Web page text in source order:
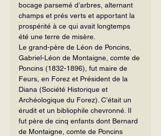
bocage parsemé d’arbres, alternant
champs et prés verts et apportant la
prospérité à ce qui avait longtemps
été une terre de misère.
Le grand-père de Léon de Poncins,
Gabriel-Léon de Montaigne, comte de
Poncins (1832-1896), fut maire de
Feurs, en Forez et Président de la
Diana (Société Historique et
Archéologique du Forez). C’était un
érudit et un bibliophile chevronné. Il
fut père de cinq enfants dont Bernard
de Montaigne, comte de Poncins